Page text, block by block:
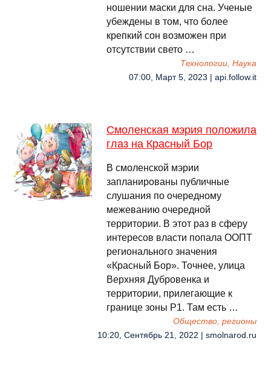
ношении маски для сна. Ученые
убеждены в том, что более
крепкий сон возможен при
отсутствии свето …
Технологии, Наука
07:00, Март 5, 2023 | api.follow.it
Смоленская мэрия положила
глаз на Красный Бор
В смоленской мэрии
запланированы публичные
слушания по очередному
межеванию очередной
территории. В этот раз в сферу
интересов власти попала ООПТ
регионального значения
«Красный Бор». Точнее, улица
Верхняя Дубровенка и
территории, прилегающие к
границе зоны Р1. Там есть …
Общество, регионы
10:20, Сентябрь 21, 2022 | smolnarod.ru